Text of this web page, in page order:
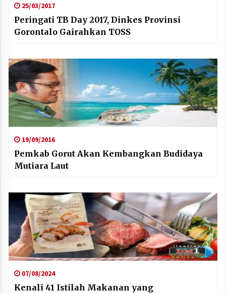
25/03/2017
Peringati TB Day 2017, Dinkes Provinsi
Gorontalo Gairahkan TOSS
19/09/2016
Pemkab Gorut Akan Kembangkan Budidaya
Mutiara Laut
07/08/2024
Kenali 41 Istilah Makanan yang